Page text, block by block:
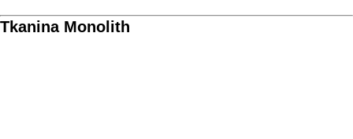
Tkanina Monolith